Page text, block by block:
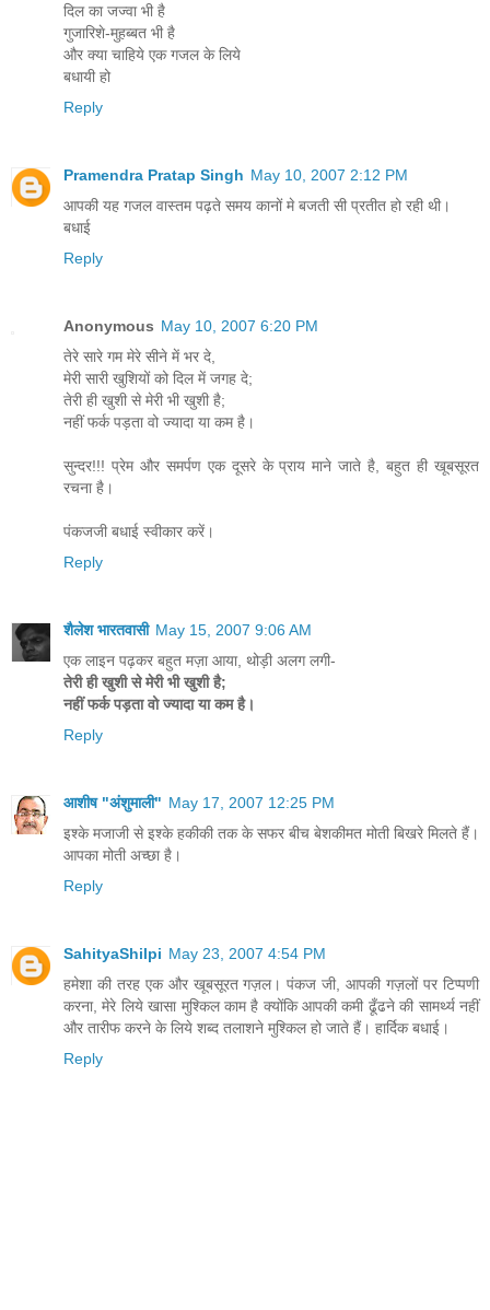
दिल का जज्वा भी है
गुजारिशे-मुहब्बत भी है
और क्या चाहिये एक गजल के लिये
बधायी हो
Reply
Pramendra Pratap Singh May 10, 2007 2:12 PM
आपकी यह गजल वास्‍तम पढ़ते समय कानों मे बजती सी प्रतीत हो रही थी।
बधाई
Reply
Anonymous May 10, 2007 6:20 PM
तेरे सारे गम मेरे सीने में भर दे,
मेरी सारी खुशियों को दिल में जगह दे;
तेरी ही खुशी से मेरी भी खुशी है;
नहीं फर्क पड़ता वो ज्यादा या कम है।
सुन्दर!!! प्रेम और समर्पण एक दूसरे के प्राय माने जाते है, बहुत ही खूबसूरत
रचना है।
पंकजजी बधाई स्वीकार करें।
Reply
शैलेश भारतवासी May 15, 2007 9:06 AM
एक लाइन पढ़कर बहुत मज़ा आया, थोड़ी अलग लगी-
तेरी ही खुशी से मेरी भी खुशी है;
नहीं फर्क पड़ता वो ज्यादा या कम है।
Reply
आशीष "अंशुमाली" May 17, 2007 12:25 PM
इश्‍के मजाजी से इश्‍के हकीकी तक के सफर बीच बेशकीमत मोती बिखरे मिलते हैं।
आपका मोती अच्‍छा है।
Reply
SahityaShilpi May 23, 2007 4:54 PM
हमेशा की तरह एक और खूबसूरत गज़ल। पंकज जी, आपकी गज़लों पर टिप्पणी
करना, मेरे लिये खासा मुश्किल काम है क्योंकि आपकी कमी ढूँढने की सामर्थ्य नहीं
और तारीफ करने के लिये शब्द तलाशने मुश्किल हो जाते हैं। हार्दिक बधाई।
Reply